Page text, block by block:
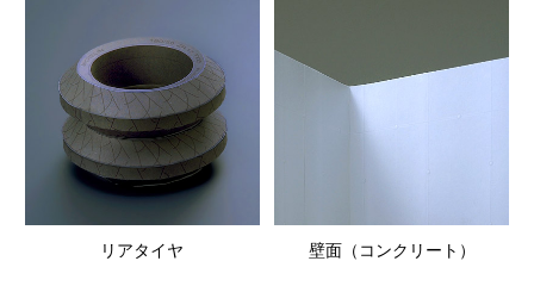
リアタイヤ 壁面（コンクリート）